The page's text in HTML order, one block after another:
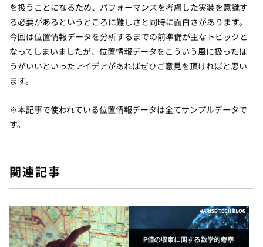
を扱うことになるため、パフォーマンスを考慮した実装を意識す
る必要があるというところに難しさと同時に面白さがあります。
今回は位置情報データを分析するまでの前準備が主なトピックと
なってしまいましたが、位置情報データをこういう風に扱ったほ
うがいいといったアイデアがあればぜひご意見を頂ければと思い
ます。
※本記事で使われている位置情報データは全てサンプルデータで
す。
関連記事